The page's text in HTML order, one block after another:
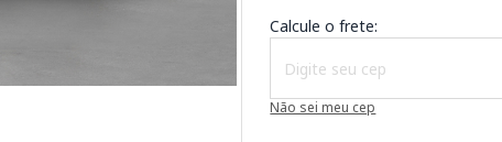
Calcule o frete:
Não sei meu cep